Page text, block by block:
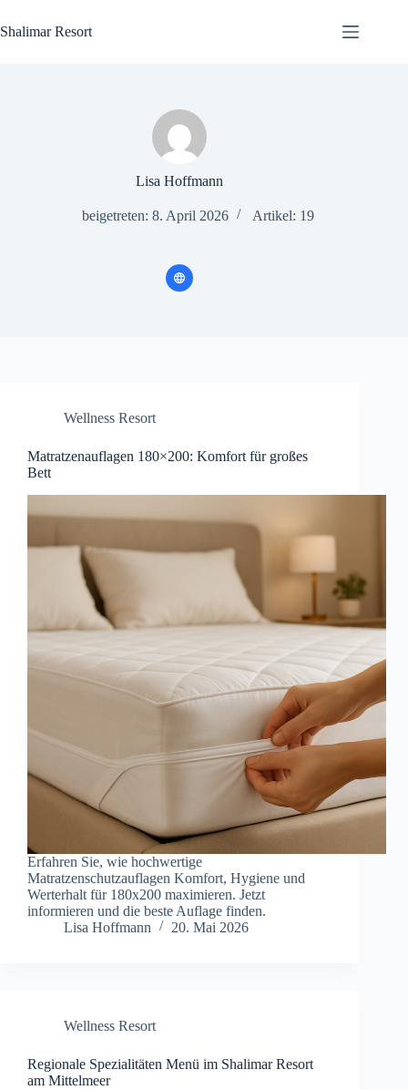
Inhalt
springen
Shalimar Resort
Lisa Hoffmann
beigetreten: 8. April 2026 Artikel: 19
Wellness Resort
Matratzenauflagen 180×200: Komfort für großes
Bett
Erfahren Sie, wie hochwertige
Matratzenschutzauflagen Komfort, Hygiene und
Werterhalt für 180x200 maximieren. Jetzt
informieren und die beste Auflage finden.
Lisa Hoffmann
20. Mai 2026
Wellness Resort
Regionale Spezialitäten Menü im Shalimar Resort
am Mittelmeer